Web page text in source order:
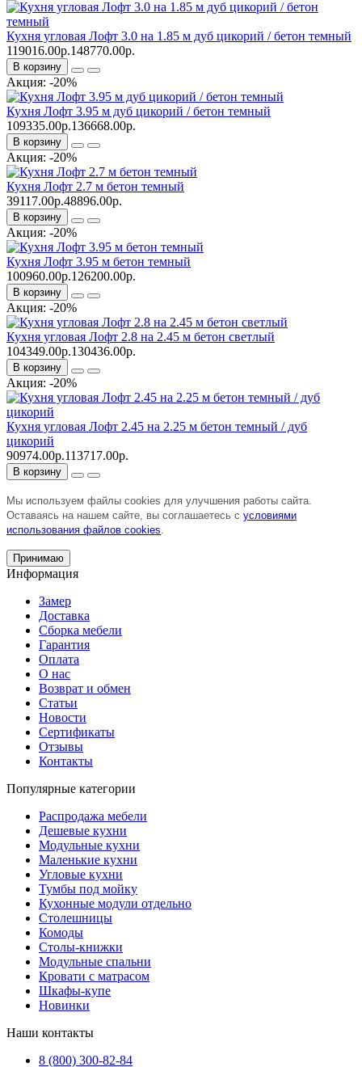
Кухня угловая Лофт 3.0 на 1.85 м дуб цикорий / бетон темный
119016.00р.148770.00р.
В корзину
Акция: -20%
Кухня Лофт 3.95 м дуб цикорий / бетон темный
109335.00р.136668.00р.
В корзину
Акция: -20%
Кухня Лофт 2.7 м бетон темный
39117.00р.48896.00р.
В корзину
Акция: -20%
Кухня Лофт 3.95 м бетон темный
100960.00р.126200.00р.
В корзину
Акция: -20%
Кухня угловая Лофт 2.8 на 2.45 м бетон светлый
104349.00р.130436.00р.
В корзину
Акция: -20%
Кухня угловая Лофт 2.45 на 2.25 м бетон темный / дуб
цикорий
90974.00р.113717.00р.
В корзину
Мы используем файлы cookies для улучшения работы сайта.
Оставаясь на нашем сайте, вы соглашаетесь с условиями
использования файлов cookies
Принимаю
Информация
Замер
Доставка
Сборка мебели
Гарантия
Оплата
О нас
Возврат и обмен
Статьи
Новости
Сертификаты
Отзывы
Контакты
Популярные категории
Распродажа мебели
Дешевые кухни
Модульные кухни
Маленькие кухни
Угловые кухни
Тумбы под мойку
Кухонные модули отдельно
Столешницы
Комоды
Столы-книжки
Модульные спальни
Кровати с матрасом
Шкафы-купе
Новинки
Наши контакты
8 (800) 300-82-84